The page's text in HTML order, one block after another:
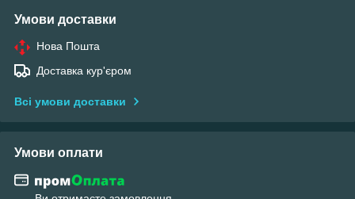
Умови доставки
Нова Пошта
Доставка кур'єром
Всі умови доставки
Умови оплати